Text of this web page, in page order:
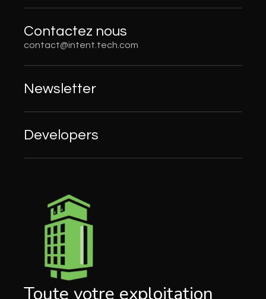
Contactez nous
contact@intent.tech.com
Newsletter
Developers
Toute votre exploitation